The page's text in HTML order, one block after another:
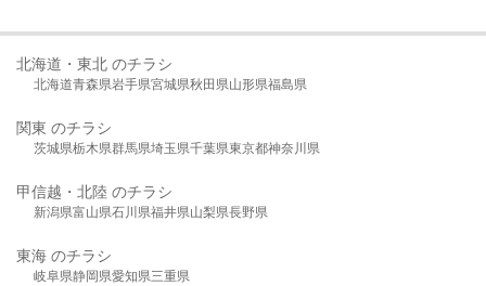
北海道・東北 のチラシ
北海道青森県岩手県宮城県秋田県山形県福島県
関東 のチラシ
茨城県栃木県群馬県埼玉県千葉県東京都神奈川県
甲信越・北陸 のチラシ
新潟県富山県石川県福井県山梨県長野県
東海 のチラシ
岐阜県静岡県愛知県三重県